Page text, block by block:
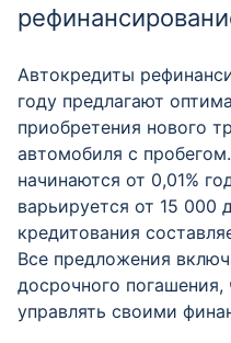
Автокредиты
году предлагают
приобретения нового
автомобиля с
начинаются от 0,01%
варьируется от 15 000
кредитования
Все предложения
досрочного погашения,
управлять своими